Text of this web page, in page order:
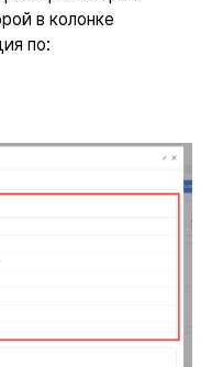
в колонке
по: